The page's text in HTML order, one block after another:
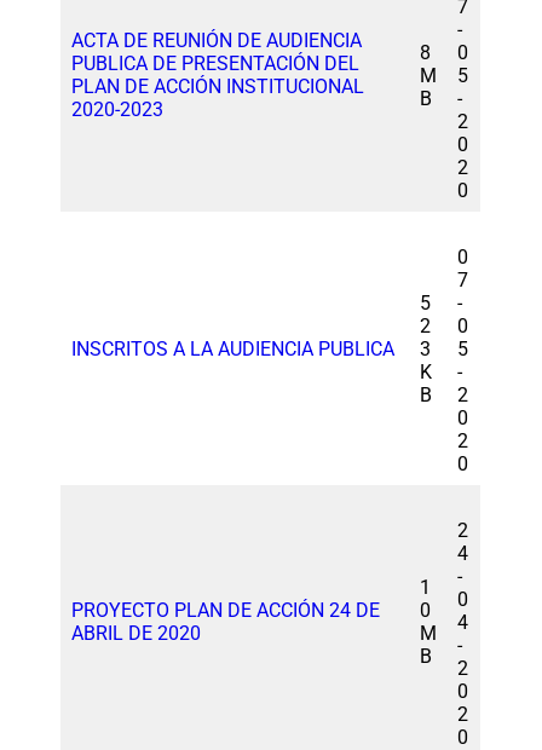
ACTA DE REUNIÓN DE AUDIENCIA
PUBLICA DE PRESENTACIÓN DEL
PLAN DE ACCIÓN INSTITUCIONAL
2020-2023
8
M
B
7
-
0
5
-
2
0
2
0
INSCRITOS A LA AUDIENCIA PUBLICA
5
2
3
K
B
0
7
-
0
5
-
2
0
2
0
PROYECTO PLAN DE ACCIÓN 24 DE
ABRIL DE 2020
1
0
M
B
2
4
-
0
4
-
2
0
2
0